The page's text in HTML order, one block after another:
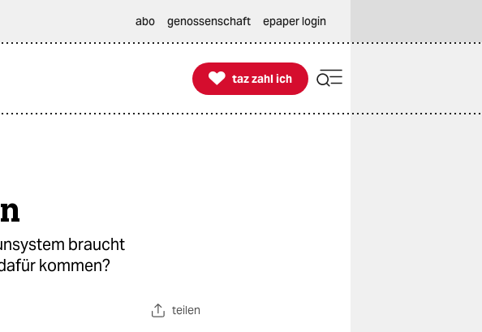
abo genossenschaft epaper login

taz zahl ich
taz zahl ich
braucht
kommen?
teilen